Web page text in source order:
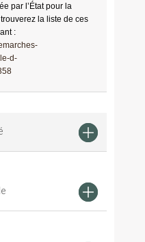
par l’État pour la
la liste de ces
:
d-